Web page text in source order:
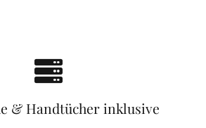
& Handtücher inklusive